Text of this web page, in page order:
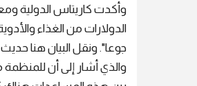
وأكدت كاريتاس الدولية
الدولارات من الغذاء